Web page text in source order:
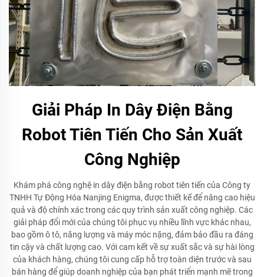
Giải Pháp In Dây Điện Bằng
Robot Tiên Tiến Cho Sản Xuất
Công Nghiệp
Khám phá công nghệ in dây điện bằng robot tiên tiến của Công ty
TNHH Tự Động Hóa Nanjing Enigma, được thiết kế để nâng cao hiệu
quả và độ chính xác trong các quy trình sản xuất công nghiệp. Các
giải pháp đổi mới của chúng tôi phục vụ nhiều lĩnh vực khác nhau,
bao gồm ô tô, năng lượng và máy móc nặng, đảm bảo đầu ra đáng
tin cậy và chất lượng cao. Với cam kết về sự xuất sắc và sự hài lòng
của khách hàng, chúng tôi cung cấp hỗ trợ toàn diện trước và sau
bán hàng để giúp doanh nghiệp của bạn phát triển mạnh mẽ trong